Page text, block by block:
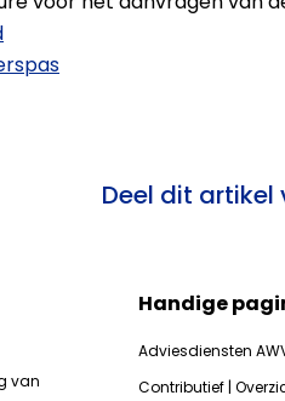
Deel dit artikel
van
Handige
Adviesdiensten
Contributief |